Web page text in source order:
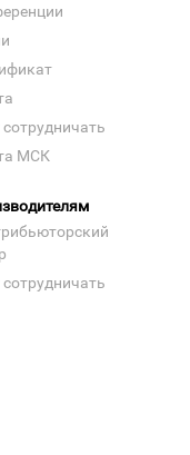
сотрудничать
МСК
сотрудничать